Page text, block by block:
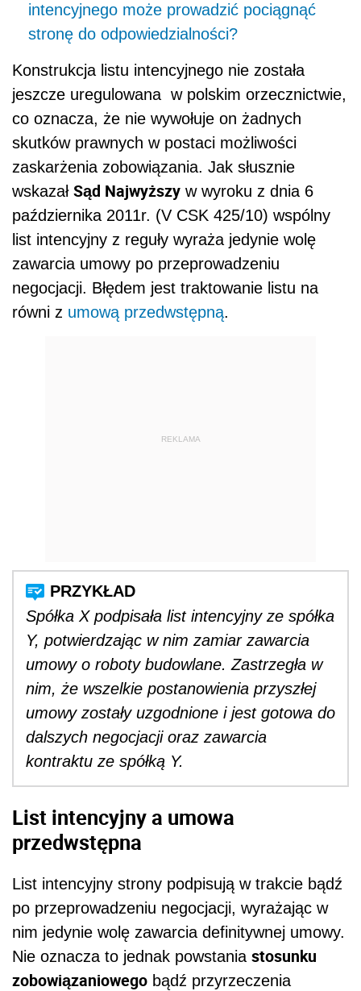
intencyjnego może prowadzić pociągnąć
stronę do odpowiedzialności?
Konstrukcja listu intencyjnego nie została
jeszcze uregulowana w polskim orzecznictwie,
co oznacza, że nie wywołuje on żadnych
skutków prawnych w postaci możliwości
zaskarżenia zobowiązania. Jak słusznie
wskazał Sąd Najwyższy w wyroku z dnia 6
października 2011r. (V CSK 425/10) wspólny
list intencyjny z reguły wyraża jedynie wolę
zawarcia umowy po przeprowadzeniu
negocjacji. Błędem jest traktowanie listu na
równi z umową przedwstępną.
REKLAMA
Spółka X podpisała list intencyjny ze spółka
Y, potwierdzając w nim zamiar zawarcia
umowy o roboty budowlane. Zastrzegła w
nim, że wszelkie postanowienia przyszłej
umowy zostały uzgodnione i jest gotowa do
dalszych negocjacji oraz zawarcia
kontraktu ze spółką Y.
List intencyjny a umowa
przedwstępna
List intencyjny strony podpisują w trakcie bądź
po przeprowadzeniu negocjacji, wyrażając w
nim jedynie wolę zawarcia definitywnej umowy.
Nie oznacza to jednak powstania stosunku
zobowiązaniowego bądź przyrzeczenia